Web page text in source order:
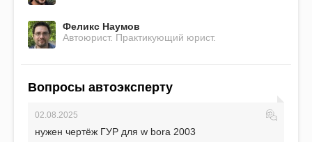
Феликс Наумов
Автоюрист. Практикующий юрист.
Вопросы автоэксперту
02.08.2025
нужен чертёж ГУР для w bora 2003